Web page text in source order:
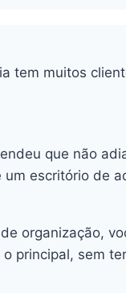
tem muitos
que não
escritório de
organização,
principal, sem